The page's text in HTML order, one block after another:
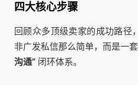
四大核心步骤
回顾众多顶级卖家的成功路径
非广发私信那么简单，而是一
沟通” 闭环体系。